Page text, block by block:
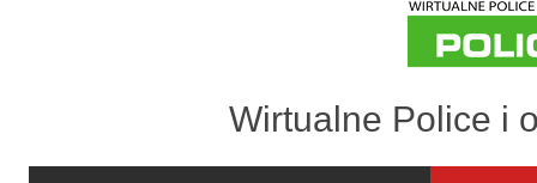
Wirtualne Police i